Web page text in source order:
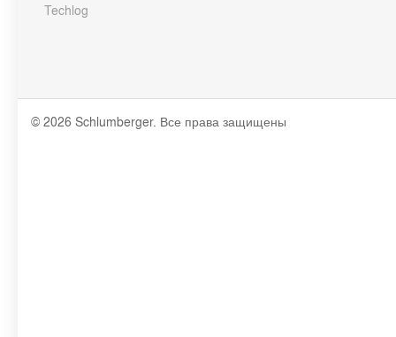
Techlog
© 2026 Schlumberger. Все права защищены